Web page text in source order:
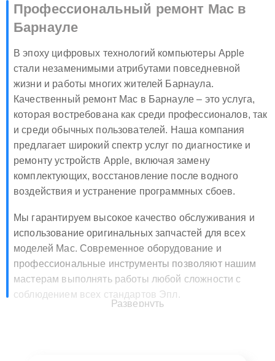
Профессиональный ремонт Mac в
Барнауле
В эпоху цифровых технологий компьютеры Apple
стали незаменимыми атрибутами повседневной
жизни и работы многих жителей Барнаула.
Качественный ремонт Mac в Барнауле – это услуга,
которая востребована как среди профессионалов, так
и среди обычных пользователей. Наша компания
предлагает широкий спектр услуг по диагностике и
ремонту устройств Apple, включая замену
комплектующих, восстановление после водного
воздействия и устранение программных сбоев.
Мы гарантируем высокое качество обслуживания и
использование оригинальных запчастей для всех
моделей Mac. Современное оборудование и
профессиональные инструменты позволяют нашим
мастерам выполнять работы любой сложности с
соблюдением всех стандартов Эпл.
Развернуть